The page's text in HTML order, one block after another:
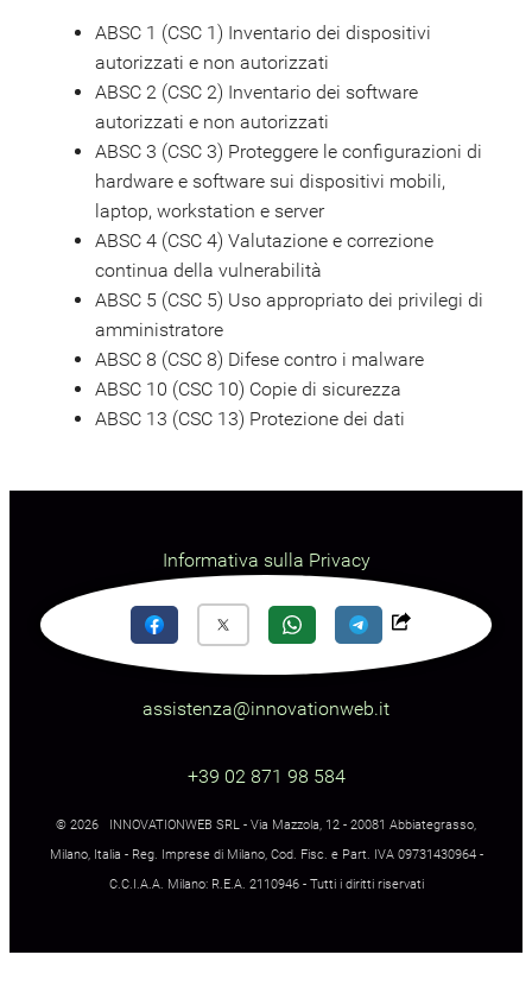
ABSC 1 (CSC 1) Inventario dei dispositivi
autorizzati e non autorizzati
ABSC 2 (CSC 2) Inventario dei software
autorizzati e non autorizzati
ABSC 3 (CSC 3) Proteggere le configurazioni di
hardware e software sui dispositivi mobili,
laptop, workstation e server
ABSC 4 (CSC 4) Valutazione e correzione
continua della vulnerabilità
ABSC 5 (CSC 5) Uso appropriato dei privilegi di
amministratore
ABSC 8 (CSC 8) Difese contro i malware
ABSC 10 (CSC 10) Copie di sicurezza
ABSC 13 (CSC 13) Protezione dei dati
Informativa sulla Privacy
assistenza@innovationweb.it
+39 02 871 98 584
© 2026 INNOVATIONWEB SRL - Via Mazzola, 12 - 20081 Abbiategrasso,
Milano, Italia - Reg. Imprese di Milano, Cod. Fisc. e Part. IVA 09731430964 -
C.C.I.A.A. Milano: R.E.A. 2110946 - Tutti i diritti riservati